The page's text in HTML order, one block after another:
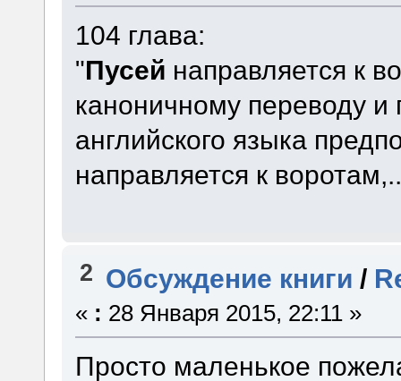
104 глава:
"Пусей направляется к
каноничному переводу
английского языка
направляется к
2 Обсуждение книги /
« : 28 Января 2015, 22:11 »
Просто маленькое